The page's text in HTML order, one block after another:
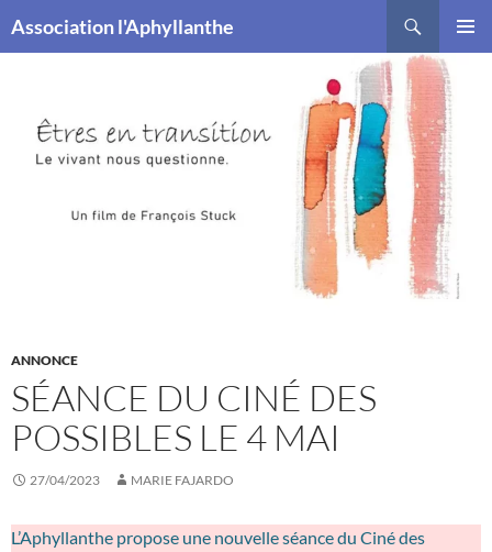
Association l'Aphyllanthe
ANNONCE
SÉANCE DU CINÉ DES
POSSIBLES LE 4 MAI
27/04/2023 MARIE FAJARDO
L’Aphyllanthe propose une nouvelle séance du Ciné des